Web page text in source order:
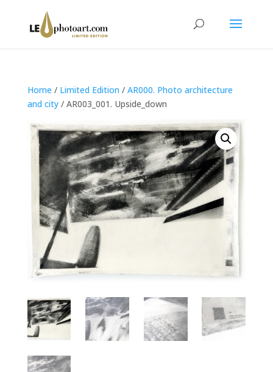
Home / Limited Edition / AR000. Photo architecture
and city/ AR003_001. Upside_down